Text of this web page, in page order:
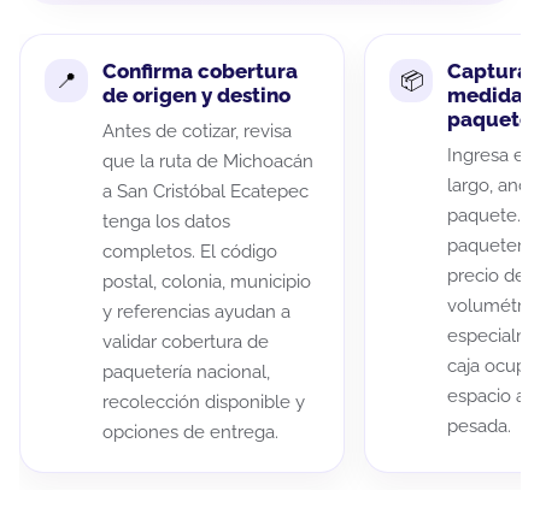
Confirma cobertura
de origen y destino
Antes de cotizar, revisa
que la ruta de Michoacán
a San Cristóbal Ecatepec
tenga los datos
completos. El código
postal, colonia, municipio
y referencias ayudan a
validar cobertura de
paquetería nacional,
recolección disponible y
opciones de entrega.
Captura
medidas
paquete
Ingresa el
largo,
paquete.
precio de
caja
espacio
pesada.